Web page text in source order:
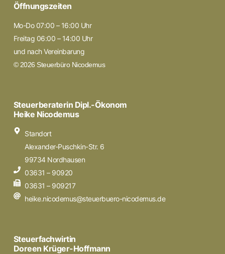
Öffnungszeiten
Mo-Do 07:00 – 16:00 Uhr
Freitag 06:00 – 14:00 Uhr
und nach Vereinbarung
© 2026 Steuerbüro Nicodemus
Steuerberaterin Dipl.-Ökonom
Heike Nicodemus
Standort
Alexander-Puschkin-Str. 6
99734 Nordhausen
03631 – 90920
03631 – 909217
heike.nicodemus@steuerbuero-nicodemus.de
Steuerfachwirtin
Doreen Krüger-Hoffmann